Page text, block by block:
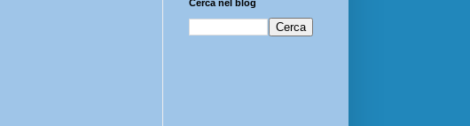
Cerca nel blog